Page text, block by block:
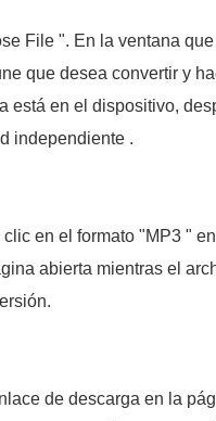
File ". En la ventana
que desea convertir y
está en el dispositivo,
independiente .
en el formato "MP3 "
abierta mientras el
de descarga en la